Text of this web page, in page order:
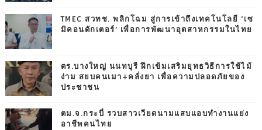
TMEC สวทช. พลิกโฉม สู่การเข้าถึงเทคโนโลยี ‘เซ
มิคอนดักเตอร์’ เพื่อการพัฒนาอุตสาหกรรมในไทย
ตร.บางใหญ่ นนทบุรี ฝึกเข้มเสริมยุทธวิธีการใช้ไม้
ง่าม สยบคนเมา+คลั่งยา เพื่อความปลอดภัยของ
ประชาชน
ตม.จ.กระบี่ รวบสาวเวียดนามแสบแอบทำงานแย่ง
อาชีพคนไทย